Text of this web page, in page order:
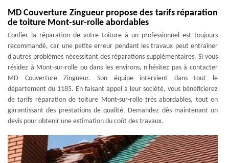
MD Couverture Zingueur propose des tarifs réparation
de toiture Mont-sur-rolle abordables
Confier la réparation de votre toiture à un professionnel est toujours
recommandé, car une petite erreur pendant les travaux peut entraîner
d'autres problèmes nécessitant des réparations supplémentaires. Si vous
résidez à Mont-sur-rolle ou dans les environs, n'hésitez pas à contacter
MD Couverture Zingueur. Son équipe intervient dans tout le
département du 1185. En faisant appel à leur société, vous bénéficierez
de tarifs réparation de toiture Mont-sur-rolle très abordables, tout en
garantissant des prestations de qualité. Demandez dès maintenant un
devis pour obtenir une estimation du coût des travaux.